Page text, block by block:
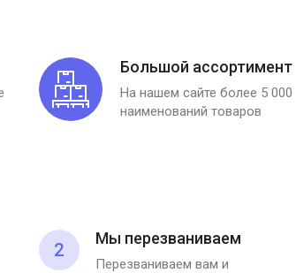
Большой ассортимент
На нашем сайте более 5 000
наименований товаров
2
Мы перезваниваем
Перезваниваем вам и